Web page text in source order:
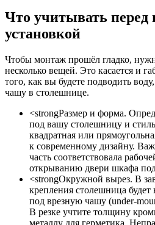
Что учитывать перед
установкой
Чтобы монтаж прошёл гладко,
несколько вещей. Это касается и
того, как вы будете подводить
чашу в столешнице.
<strongРазмер и форма.
под вашу столешницу и
квадратная или
к современному дизайну.
часть соответствовала
открыванию двери шкафа
<strongОкружной вырез. В
крепления столешница будет
под врезную чашу (under-
В резке учтите толщину